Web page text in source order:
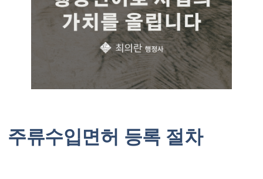
주류수입면허 등록 절차